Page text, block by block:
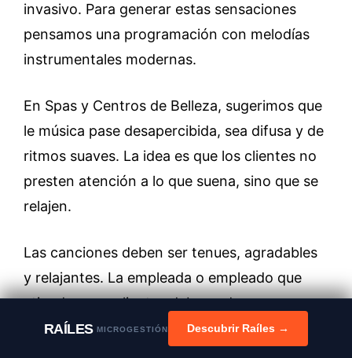
invasivo. Para generar estas sensaciones
pensamos una programación con melodías
instrumentales modernas.
En Spas y Centros de Belleza, sugerimos que
le música pase desapercibida, sea difusa y de
ritmos suaves. La idea es que los clientes no
presten atención a lo que suena, sino que se
relajen.
Las canciones deben ser tenues, agradables
y relajantes. La empleada o empleado que
atiende a sus clientes debe poder expresarse
mientras peina, hace un masaje o realiza una
RAÍLESMICROGESTIÓN Descubrir Raíles →